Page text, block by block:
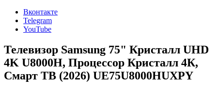
Вконтакте
Telegram
YouTube
Телевизор Samsung 75" Кристалл UHD
4K U8000H, Процессор Кристалл 4К,
Cмарт ТВ (2026) UE75U8000HUXPY